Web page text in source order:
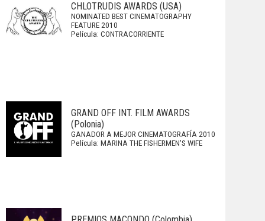
CHLOTRUDIS AWARDS (USA)
NOMINATED BEST CINEMATOGRAPHY
FEATURE 2010
Película: CONTRACORRIENTE
GRAND OFF INT. FILM AWARDS
(Polonia)
GANADOR A MEJOR CINEMATOGRAFÍA 2010
Película: MARINA THE FISHERMEN'S WIFE